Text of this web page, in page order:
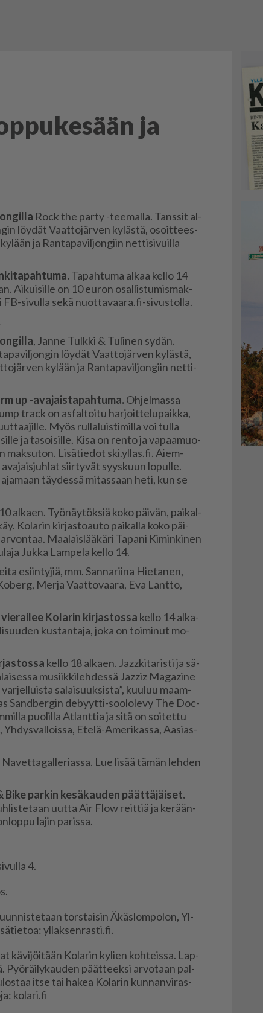
ja
Rock the par­ty -tee­mal­la. Tans­sit al­
löy­dät Vaat­to­jär­ven ky­läs­tä, osoit­tees­
ja Ran­ta­pa­vil­jon­giin net­ti­si­vuil­la
Ta­pah­tu­ma al­kaa kel­lo 14
Ai­kui­sil­le on 10 eu­ron osal­lis­tu­mis­mak­
si­vul­la sekä nuot­ta­vaa­ra.fi-si­vus­tol­la.
, Jan­ne Tulk­ki & Tu­li­nen sy­dän.
löy­dät Vaat­to­jär­ven ky­läs­tä,
ky­lään ja Ran­ta­pa­vil­jon­giin net­ti­
up -ava­jais­ta­pah­tu­ma. Oh­jel­mas­sa
track on as­fal­toi­tu har­joit­te­lu­paik­ka,
Myös rul­la­luis­ti­mil­la voi tul­la
ja ta­soi­sil­le. Kisa on ren­to ja va­paa­muo­
mak­su­ton. Li­sä­tie­dot ski.yl­las.fi. Ai­em­
siir­ty­vät syys­kuun lo­pul­le.
täy­des­sä mi­tas­saan heti, kun se
al­ka­en. Työ­näy­tök­siä koko päi­vän, pai­kal­
Ko­la­rin kir­jas­to­au­to pai­kal­la koko päi­
Maa­lais­lää­kä­ri Ta­pa­ni Ki­min­ki­nen
Juk­ka Lam­pe­la kel­lo 14.
esiin­ty­jiä, mm. San­na­rii­na Hie­ta­nen,
Mer­ja Vaat­to­vaa­ra, Eva Lant­to,
Ko­la­rin kir­jas­tos­sa kel­lo 14 al­ka­
kus­tan­ta­ja, joka on toi­mi­nut mo­
kel­lo 18 al­ka­en. Jaz­z­ki­ta­ris­ti ja sä­
mu­siik­ki­leh­des­sä Jaz­ziz Ma­ga­zi­ne
sa­lai­suuk­sis­ta”, kuu­luu maam­
Sand­ber­gin de­byyt­ti-soo­lo­le­vy The Doc­
puo­lil­la At­lant­tia ja sitä on soi­tet­tu
Ete­lä-Ame­ri­kas­sa, Aa­si­as­
Na­vet­ta­gal­le­ri­as­sa. Lue li­sää tä­män leh­den
Bike par­kin ke­sä­kau­den päät­tä­jäi­set.
uut­ta Air Flow reit­tiä ja ke­rään­
la­jin pa­ris­sa.
4.
tors­tai­sin Äkäs­lom­po­lon, Yl­
yl­lak­sen­ras­ti.fi.
kä­vi­jöi­tään Ko­la­rin ky­lien koh­teis­sa. Lap­
Pyö­räi­ly­kau­den päät­teek­si ar­vo­taan pal­
it­se tai ha­kea Ko­la­rin kun­nan­vi­ras­
ko­la­ri.fi